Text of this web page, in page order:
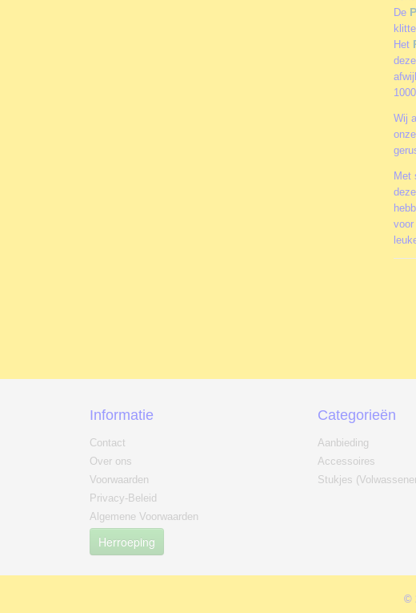
De
Het
Wij
Met
voor
Informatie
Contact
Over ons
Voorwaarden
Privacy-Beleid
Algemene Voorwaarden
Herroeping
Categorieën
Aanbieding
Accessoires
Stukjes
©